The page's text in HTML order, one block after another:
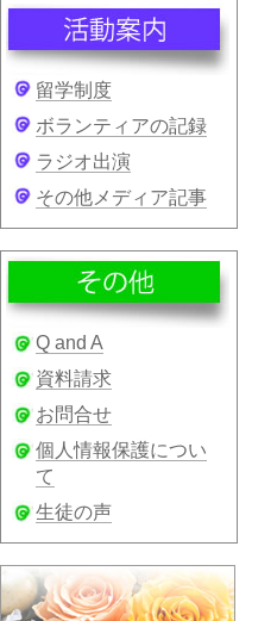
留学制度
ボランティアの記録
ラジオ出演
その他メディア記事
Q and A
資料請求
お問合せ
個人情報保護につい
て
生徒の声